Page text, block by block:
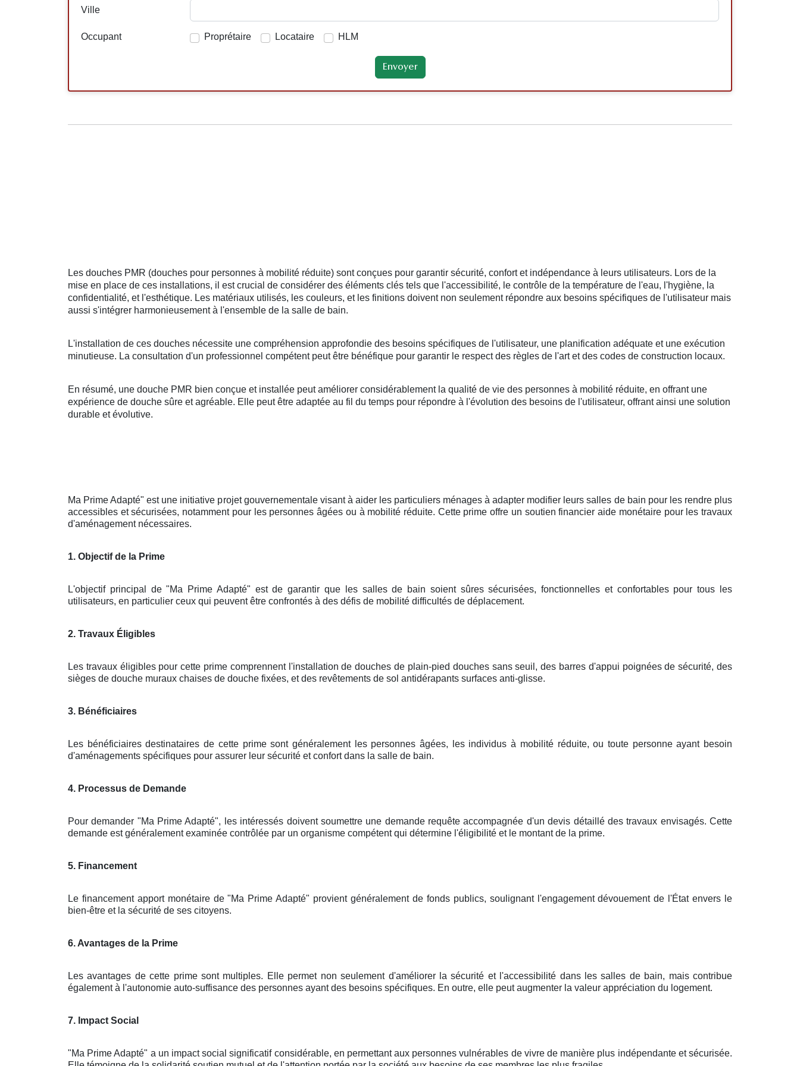
Ville
Occupant Proprétaire Locataire HLM
Les douches PMR (douches pour personnes à mobilité réduite) sont conçues pour garantir sécurité, confort et indépendance à leurs utilisateurs. Lors de la
mise en place de ces installations, il est crucial de considérer des éléments clés tels que l'accessibilité, le contrôle de la température de l'eau, l'hygiène, la
confidentialité, et l'esthétique. Les matériaux utilisés, les couleurs, et les finitions doivent non seulement répondre aux besoins spécifiques de l'utilisateur mais
aussi s'intégrer harmonieusement à l'ensemble de la salle de bain.
L'installation de ces douches nécessite une compréhension approfondie des besoins spécifiques de l'utilisateur, une planification adéquate et une exécution
minutieuse. La consultation d'un professionnel compétent peut être bénéfique pour garantir le respect des règles de l'art et des codes de construction locaux.
En résumé, une douche PMR bien conçue et installée peut améliorer considérablement la qualité de vie des personnes à mobilité réduite, en offrant une
expérience de douche sûre et agréable. Elle peut être adaptée au fil du temps pour répondre à l'évolution des besoins de l'utilisateur, offrant ainsi une solution
durable et évolutive.
Ma Prime Adapté" est une initiative projet gouvernementale visant à aider les particuliers ménages à adapter modifier leurs salles de bain pour les rendre plus
accessibles et sécurisées, notamment pour les personnes âgées ou à mobilité réduite. Cette prime offre un soutien financier aide monétaire pour les travaux
d'aménagement nécessaires.
1. Objectif de la Prime
L'objectif principal de "Ma Prime Adapté" est de garantir que les salles de bain soient sûres sécurisées, fonctionnelles et confortables pour tous les
utilisateurs, en particulier ceux qui peuvent être confrontés à des défis de mobilité difficultés de déplacement.
2. Travaux Éligibles
Les travaux éligibles pour cette prime comprennent l'installation de douches de plain-pied douches sans seuil, des barres d'appui poignées de sécurité, des
sièges de douche muraux chaises de douche fixées, et des revêtements de sol antidérapants surfaces anti-glisse.
3. Bénéficiaires
Les bénéficiaires destinataires de cette prime sont généralement les personnes âgées, les individus à mobilité réduite, ou toute personne ayant besoin
d'aménagements spécifiques pour assurer leur sécurité et confort dans la salle de bain.
4. Processus de Demande
Pour demander "Ma Prime Adapté", les intéressés doivent soumettre une demande requête accompagnée d'un devis détaillé des travaux envisagés. Cette
demande est généralement examinée contrôlée par un organisme compétent qui détermine l'éligibilité et le montant de la prime.
5. Financement
Le financement apport monétaire de "Ma Prime Adapté" provient généralement de fonds publics, soulignant l'engagement dévouement de l'État envers le
bien-être et la sécurité de ses citoyens.
6. Avantages de la Prime
Les avantages de cette prime sont multiples. Elle permet non seulement d'améliorer la sécurité et l'accessibilité dans les salles de bain, mais contribue
également à l'autonomie auto-suffisance des personnes ayant des besoins spécifiques. En outre, elle peut augmenter la valeur appréciation du logement.
7. Impact Social
"Ma Prime Adapté" a un impact social significatif considérable, en permettant aux personnes vulnérables de vivre de manière plus indépendante et sécurisée.